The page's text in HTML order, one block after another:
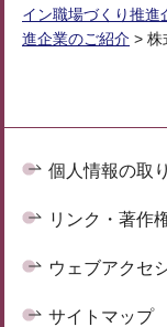
イン職場づくり推進
進企業のご紹介 > 株
個人情報の取
リンク・著作
ウェブアクセ
サイトマップ